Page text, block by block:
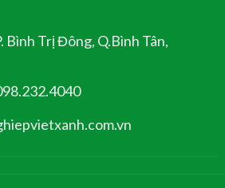
Bình Trị Đông, Q.Bình Tân,